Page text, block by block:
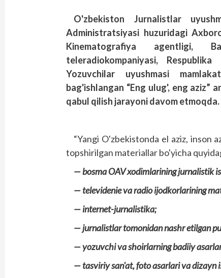
O'zbekiston Jurnalistlar
Administratsiyasi huzuridagi
Kinematografiya agentligi,
teleradiokompaniyasi,
Yozuvchilar uyushmasi
bag'ishlangan “Eng ulug', eng
qabul qilish jarayoni davom etmoqda.
“Yangi O'zbekistonda el aziz, inson
topshirilgan materiallar bo'yicha
— bosma OAV xodimlarining jurnalistik
— televidenie va radio ijodkorlarining
— internet-jurnalistika;
— jurnalistlar tomonidan nashr etilgan
— yozuvchi va shoirlarning badiiy
— tasviriy san'at, foto asarlari va dizayn